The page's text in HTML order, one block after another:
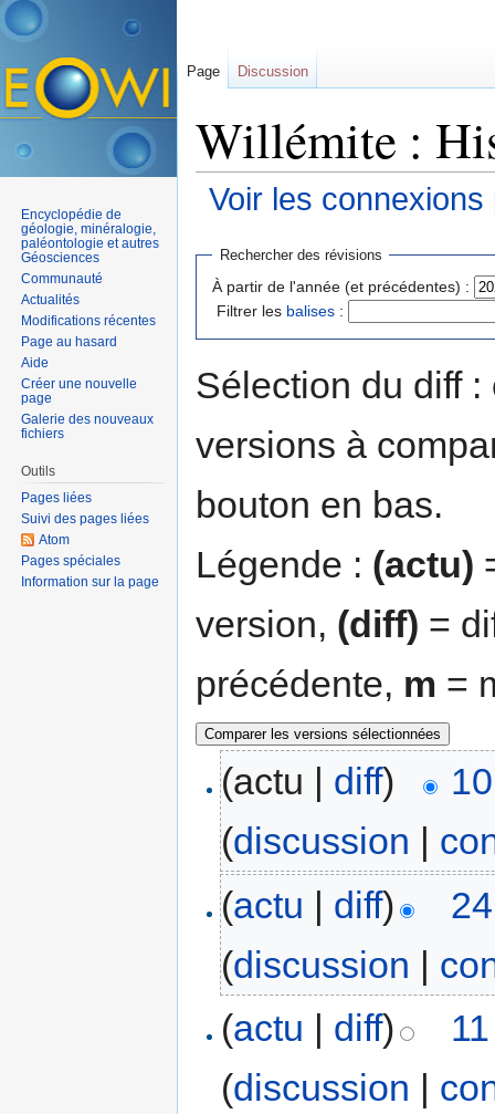
Willémite :
Voir les
Rechercher des révisions
À partir de l'année (et précédentes) :
Filtrer les balises :
Sélection du diff
versions à
bouton en bas.
Légende : (actu)
version, (diff) =
précédente, m =
(actu | diff)
(discussion |
(actu | diff)
(discussion |
(actu | diff)
(discussion |
Page Discussion
Encyclopédie de
géologie, minéralogie,
paléontologie et autres
Géosciences
Communauté
Actualités
Modifications récentes
Page au hasard
Aide
Créer une nouvelle
page
Galerie des nouveaux
fichiers
Outils
Pages liées
Suivi des pages liées
Atom
Pages spéciales
Information sur la page